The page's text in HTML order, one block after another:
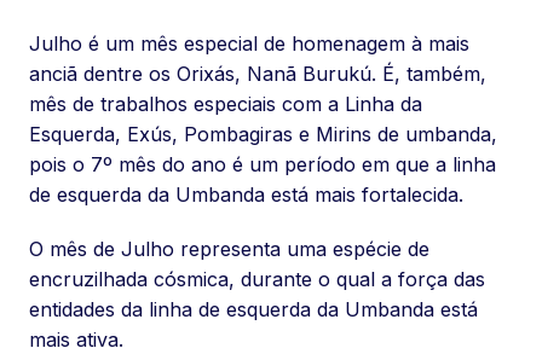
Julho é um mês especial de homenagem à mais
anciã dentre os Orixás, Nanã Burukú. É, também,
mês de trabalhos especiais com a Linha da
Esquerda, Exús, Pombagiras e Mirins de umbanda,
pois o 7º mês do ano é um período em que a linha
de esquerda da Umbanda está mais fortalecida.
O mês de Julho representa uma espécie de
encruzilhada cósmica, durante o qual a força das
entidades da linha de esquerda da Umbanda está
mais ativa.